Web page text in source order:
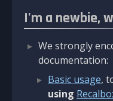
I'm a newbie,
We strongly
documentation:
Basic usage,
using